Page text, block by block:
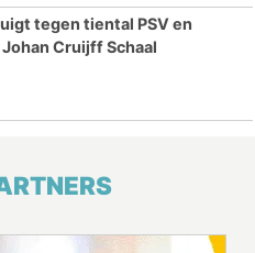
tegen tiental PSV en
Cruijff Schaal